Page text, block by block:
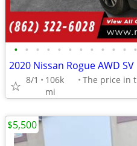
• • • • • • • • • • • •
2020 Nissan Rogue AWD SV
8/1
106k
mi
$5,500